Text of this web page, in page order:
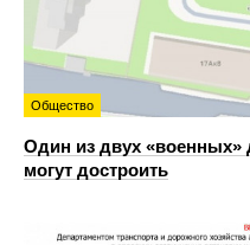
Общество
Один из двух «военных»
могут достроить